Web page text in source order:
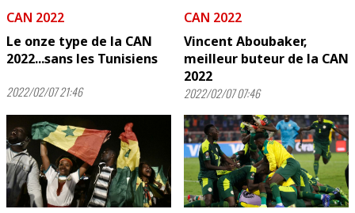
CAN 2022
Le onze type de la CAN
2022...sans les Tunisiens
2022/02/07 21:46
CAN 2022
Vincent Aboubaker,
meilleur buteur de la CAN
2022
2022/02/07 07:46